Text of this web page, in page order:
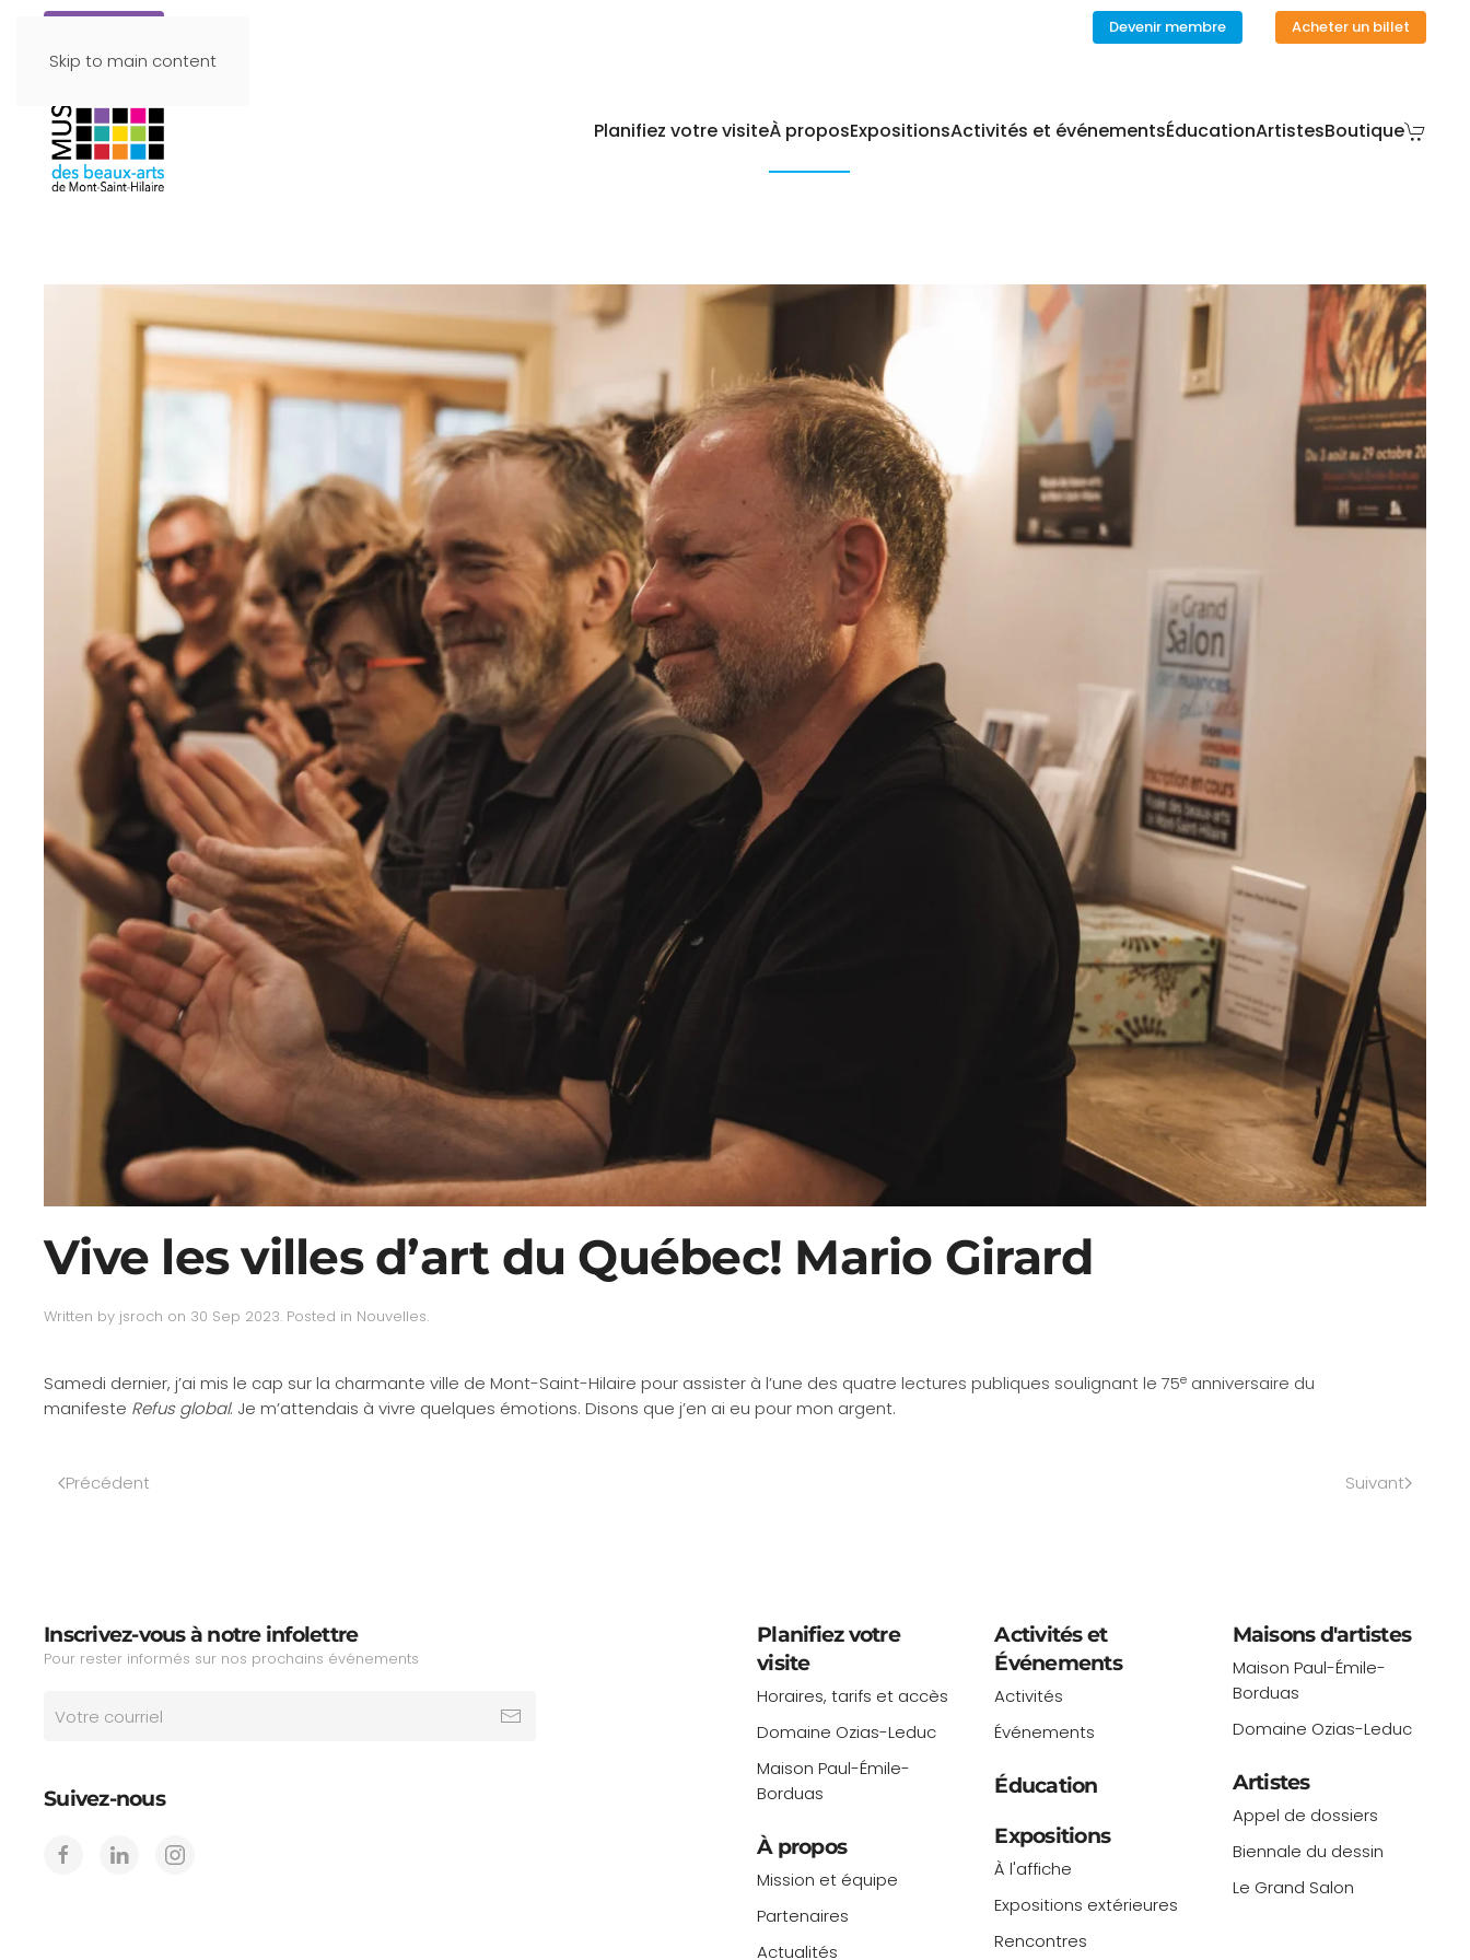
Skip to main content
Devenir membre Acheter un billet
Planifiez votre visiteÀ proposExpositionsActivités et événementsÉducationArtistesBoutique
Vive les villes d’art du Québec! Mario Girard
Written by jsroch on 30 Sep 2023. Posted in Nouvelles.
Samedi dernier, j’ai mis le cap sur la charmante ville de Mont-Saint-Hilaire pour assister à l’une des quatre lectures publiques soulignant le 75e anniversaire du
manifeste Refus global. Je m’attendais à vivre quelques émotions. Disons que j’en ai eu pour mon argent.
Précédent Suivant
Inscrivez-vous à notre infolettre
Pour rester informés sur nos prochains événements
Suivez-nous
Planifiez votre
visite
Horaires, tarifs et accès
Domaine Ozias-Leduc
Maison Paul-Émile-
Borduas
À propos
Mission et équipe
Partenaires
Actualités
Activités et
Événements
Activités
Événements
Éducation
Expositions
À l'affiche
Expositions extérieures
Rencontres
Maisons d'artistes
Maison Paul-Émile-
Borduas
Domaine Ozias-Leduc
Artistes
Appel de dossiers
Biennale du dessin
Le Grand Salon